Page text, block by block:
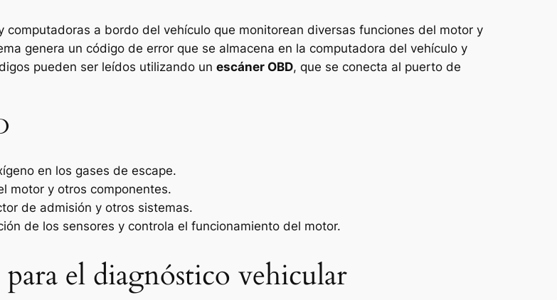
computadoras a bordo del vehículo que monitorean diversas funciones del motor y
genera un código de error que se almacena en la computadora del vehículo y
pueden ser leídos utilizando un escáner OBD, que se conecta al puerto de
en los gases de escape.
motor y otros componentes.
de admisión y otros sistemas.
de los sensores y controla el funcionamiento del motor.
el diagnóstico vehicular